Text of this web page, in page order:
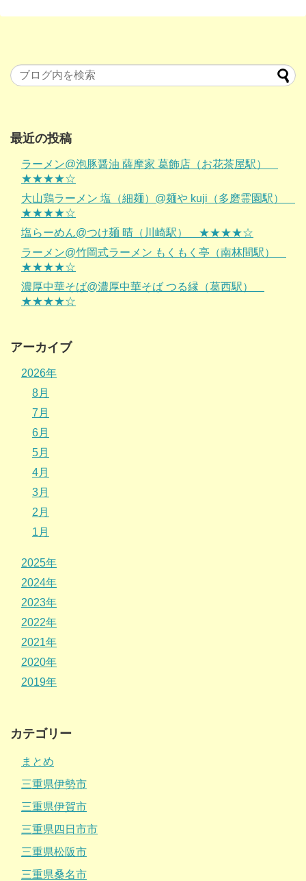
最近の投稿
ラーメン@泡豚醤油 薩摩家 葛飾店（お花茶屋駅）
★★★★☆
大山鶏ラーメン 塩（細麺）@麺や kuji（多磨霊園駅）
★★★★☆
塩らーめん@つけ麺 晴（川崎駅） ★★★★☆
ラーメン@竹岡式ラーメン もくもく亭（南林間駅）
★★★★☆
濃厚中華そば@濃厚中華そば つる縁（葛西駅）
★★★★☆
アーカイブ
2026年
8月
7月
6月
5月
4月
3月
2月
1月
2025年
2024年
2023年
2022年
2021年
2020年
2019年
カテゴリー
まとめ
三重県伊勢市
三重県伊賀市
三重県四日市市
三重県松阪市
三重県桑名市